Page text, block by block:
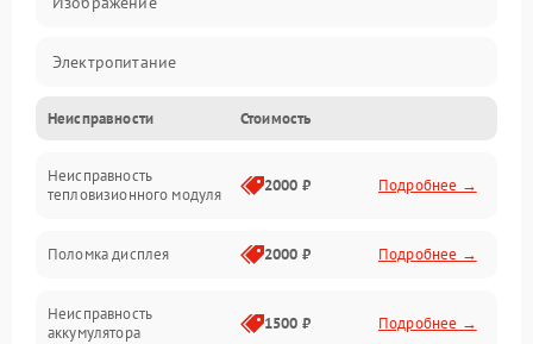
Электропитание
Измерения
Матрица
Неисправности Стоимость
Неисправность
тепловизионного модуля
2000 ₽ Подробнее →
Поломка дисплея 2000 ₽ Подробнее →
Неисправность
аккумулятора
1500 ₽ Подробнее →